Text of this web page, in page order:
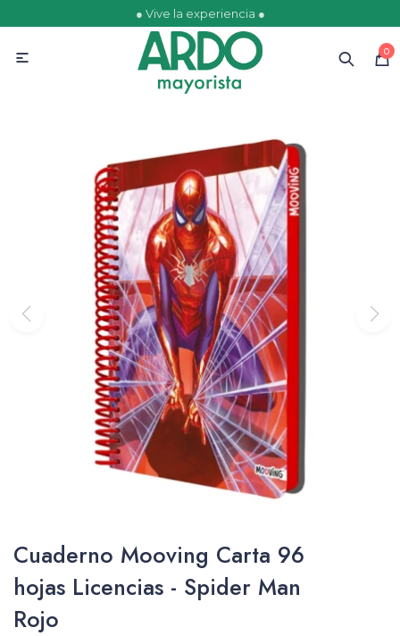
● Vive la experiencia ●
0

Cuaderno Mooving Carta 96
hojas Licencias - Spider Man
Rojo
Ofertas Escolares
Comestibles
Papelería
Juguetería
Packing y Regalaría
Maquillaje